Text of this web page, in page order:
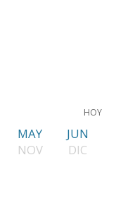
HOY
MAY
JUN
NOV DIC